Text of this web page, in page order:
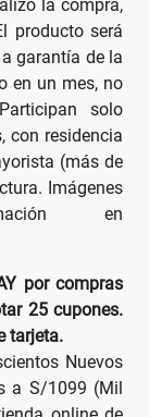
la compra,
producto será
garantía de la
en un mes, no
solo
con residencia
(más de
Imágenes
en
por compras
25 cupones.
tarjeta.
Nuevos
a S/1099 (Mil